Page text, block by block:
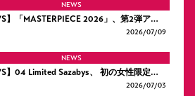
NEWS
】「MASTERPIECE 2026」、第2弾ア…
2026/07/09
NEWS
】04 Limited Sazabys、 初の女性限定…
2026/07/03